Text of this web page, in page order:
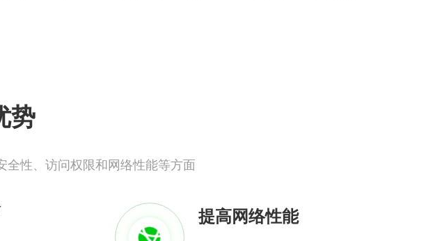
势
全性、访问权限和网络性能等方面
提高网络性能